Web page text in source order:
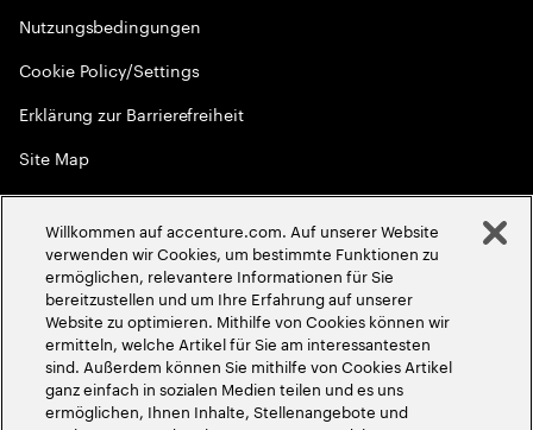
Nutzungsbedingungen
Cookie Policy/Settings
Erklärung zur Barrierefreiheit
Site Map
Menschenrechte
2026Accenture. Alle Rechte vorbehalten
Willkommen auf accenture.com. Auf unserer Website
verwenden wir Cookies, um bestimmte Funktionen zu
ermöglichen, relevantere Informationen für Sie
bereitzustellen und um Ihre Erfahrung auf unserer
Website zu optimieren. Mithilfe von Cookies können wir
ermitteln, welche Artikel für Sie am interessantesten
sind. Außerdem können Sie mithilfe von Cookies Artikel
ganz einfach in sozialen Medien teilen und es uns
ermöglichen, Ihnen Inhalte, Stellenangebote und